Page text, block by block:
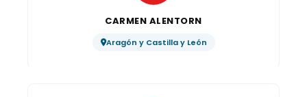
CARMEN ALENTORN
Aragón y Castilla y León